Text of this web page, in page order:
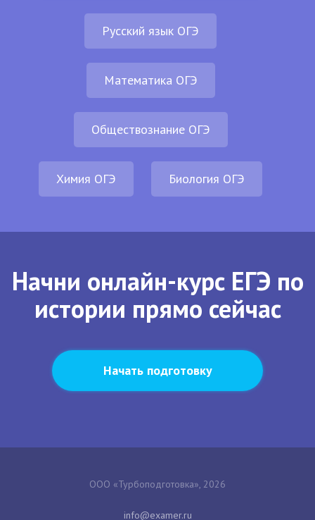
Русский язык ОГЭ
Математика ОГЭ
Обществознание ОГЭ
Химия ОГЭ Биология ОГЭ
Начни онлайн-курс ЕГЭ по
истории прямо сейчас
Начать подготовку
ООО «Турбоподготовка», 2026